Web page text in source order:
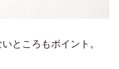
ところもポイント。